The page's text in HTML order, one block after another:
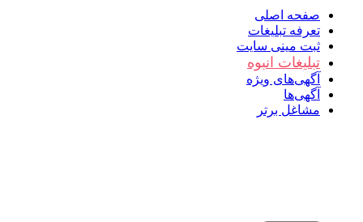
صفحه اصلی
تعرفه تبلیغات
ثبت مینی سایت
تبلیغات انبوه
آگهی‌های ویژه
آگهی‌ها
مشاغل برتر